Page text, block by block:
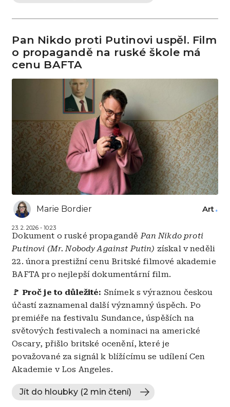
Pan Nikdo proti Putinovi uspěl. Film
o propagandě na ruské škole má
cenu BAFTA
Marie Bordier
23. 2. 2026 - 10:23
Art
Dokument o ruské propagandě Pan Nikdo proti
Putinovi (Mr. Nobody Against Putin) získal v neděli
22. února prestižní cenu Britské filmové akademie
BAFTA pro nejlepší dokumentární film.
🚩 Proč je to důležité: Snímek s výraznou českou
účastí zaznamenal další významný úspěch. Po
premiéře na festivalu Sundance, úspěších na
světových festivalech a nominaci na americké
Oscary, přišlo britské ocenění, které je
považované za signál k blížícímu se udílení Cen
Akademie v Los Angeles.
Jít do hloubky (2 min čtení)